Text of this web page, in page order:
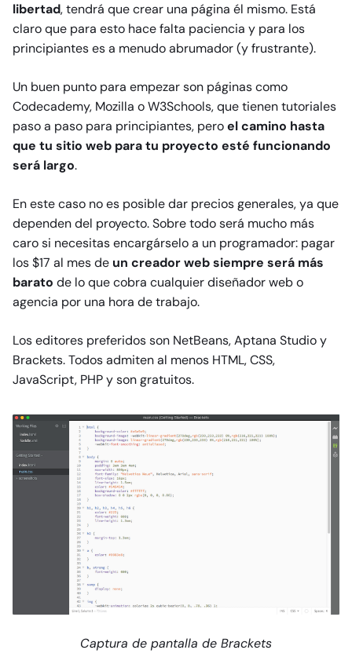
libertad, tendrá que crear una página él mismo. Está
claro que para esto hace falta paciencia y para los
principiantes es a menudo abrumador (y frustrante).
Un buen punto para empezar son páginas como
Codecademy, Mozilla o W3Schools, que tienen tutoriales
paso a paso para principiantes, peroel camino hasta
que tu sitio web para tu proyecto esté funcionando
será largo.
En este caso no es posible dar precios generales, ya que
dependen del proyecto. Sobre todo será mucho más
caro si necesitas encargárselo a un programador: pagar
los $17 al mes de un creador websiempre será más
barato de lo que cobra cualquier diseñador web o
agencia por una hora de trabajo.
Los editores preferidos son NetBeans, Aptana Studio y
Brackets. Todos admiten al menos HTML, CSS,
JavaScript, PHP y son gratuitos.
Captura de pantalla de Brackets